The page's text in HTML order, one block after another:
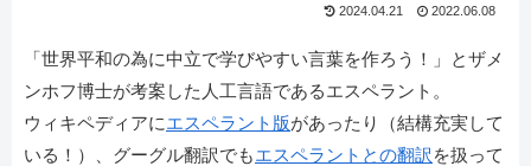
2024.04.21 2022.06.08
「世界平和の為に中立で学びやすい言葉を作ろう！」とザメ
ンホフ博士が考案した人工言語であるエスペラント。
ウィキペディアにエスペラント版があったり（結構充実して
いる！）、グーグル翻訳でもエスペラントとの翻訳 を扱って